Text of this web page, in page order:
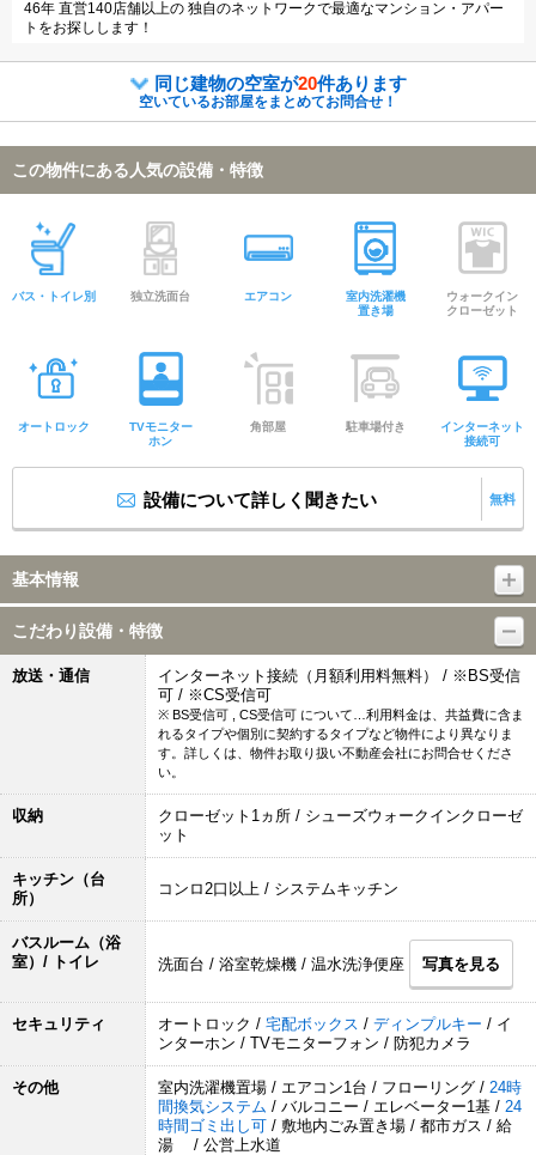
46年 直営140店舗以上の 独自のネットワークで最適なマンション・アパー
トをお探しします！
同じ建物の空室が20件あります
空いているお部屋をまとめてお問合せ！
この物件にある人気の設備・特徴
バス・トイレ別 独立洗面台 エアコン
室内洗濯機
置き場
ウォークイン
クローゼット
オートロック
TVモニター
ホン
角部屋 駐車場付き
インターネット
接続可
設備について詳しく聞きたい 無料
基本情報
こだわり設備・特徴
放送・通信
インターネット接続（月額利用料無料） / ※BS受信
可 / ※CS受信可
※ BS受信可 , CS受信可 について…利用料金は、共益費に含ま
れるタイプや個別に契約するタイプなど物件により異なりま
す。詳しくは、物件お取り扱い不動産会社にお問合せくださ
い。
収納
クローゼット1ヵ所 / シューズウォークインクローゼ
ット
キッチン（台
所）
コンロ2口以上 / システムキッチン
バスルーム（浴
室）/ トイレ
洗面台 / 浴室乾燥機 / 温水洗浄便座 写真を見る
セキュリティ オートロック / 宅配ボックス / ディンプルキー / イ
ンターホン / TVモニターフォン / 防犯カメラ
その他 室内洗濯機置場 / エアコン1台 / フローリング / 24時
間換気システム / バルコニー / エレベーター1基 / 24
時間ゴミ出し可 / 敷地内ごみ置き場 / 都市ガス / 給
湯 / 公営上水道